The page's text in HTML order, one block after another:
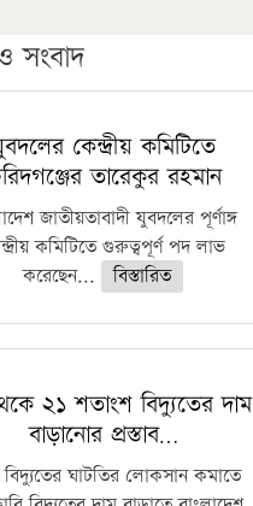
কেন্দ্রীয় কমিটিতে
তারেকুর রহমান
জাতীয়তাবাদী যুবদলের পূর্ণাঙ্গ
কমিটিতে গুরুত্বপূর্ণ পদ লাভ
করেছেন...
বিস্তারিত
২১ শতাংশ বিদ্যুতের দাম
বাড়ানোর প্রস্তাব…
বিদ্যুতের ঘাটতির লোকসান কমাতে